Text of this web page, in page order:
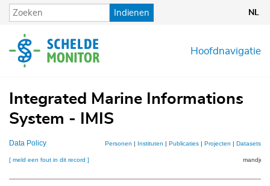
Overslaan
en
de
inhoud
Indienen NL
Hoofdnavigatie
Integrated Marine Informations
System - IMIS
Data Policy Personen | Instituten | Publicaties | Projecten | Datasets
[ meld een fout in dit record ] mandje